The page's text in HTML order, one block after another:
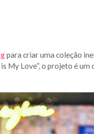
para criar uma coleção
My Love”, o projeto é um